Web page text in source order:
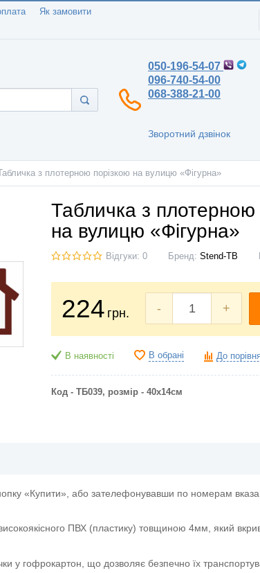
Як замовити
050-196-54-07
096-740-54-00
068-388-21-00
Зворотний дзвінок
Табличка з плотерною порізкою на вулицю «Фігурна»
Табличка з плотерною
на вулицю «Фігурна»
Відгуки: 0 Бренд: Stend-TB
224 грн. - +
В наявності В обрані До
Код - ТБ039, розмір - 40х14см
«Купити», або зателефонувавши по номерам
ПВХ (пластику) товщиною 4мм, який
у гофрокартон, що дозволяє безпечно їх